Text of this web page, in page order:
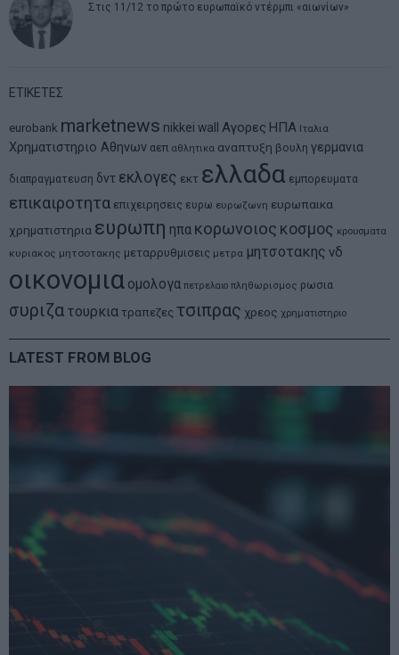
Στις 11/12 το πρώτο ευρωπαϊκό ντέρμπι «αιωνίων»
ΕΤΙΚΕΤΕΣ
eurobank marketnews nikkei wall Αγορες ΗΠΑ Ιταλια
Χρηματιστηριο Αθηνων αεπ αθλητικα αναπτυξη βουλη γερμανια
διαπραγματευση δντ εκλογες εκτ ελλαδα εμπορευματα
επικαιροτητα επιχειρησεις ευρω ευρωζωνη ευρωπαικα
χρηματιστηρια ευρωπη ηπα κορωνοιος κοσμος κρουσματα
κυριακος μητσοτακης μεταρρυθμισεις μετρα μητσοτακης νδ
οικονομια ομολογα πετρελαιο πληθωρισμος ρωσια
συριζα τουρκια τραπεζες τσιπρας χρεος χρηματιστηριο
LATEST FROM BLOG